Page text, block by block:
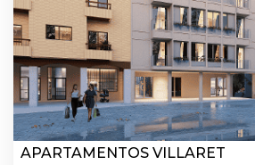
APARTAMENTOS VILLARET